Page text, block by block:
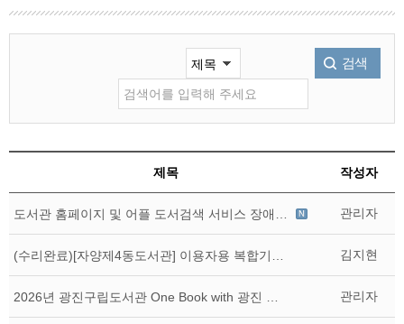
검색
제목 작성자
도서관 홈페이지 및 어플 도서검색 서비스 장애 알림 관리자
(수리완료)[자양제4동도서관] 이용자용 복합기(프린트) 일시 중단 안내 김지현
2026년 광진구립도서관 One Book with 광진 주제도서 선정 관리자